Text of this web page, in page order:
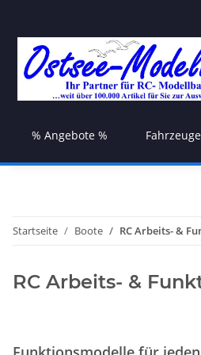
% Angebote % Fahrzeuge
Startseite Boote RC Arbeits- &
RC Arbeits- &